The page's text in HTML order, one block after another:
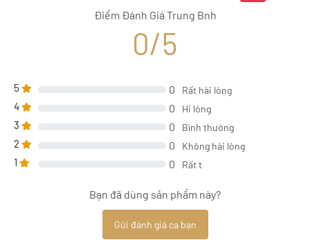
Điểm Đánh Giá Trung Bnh
0/5
5 0 Rất hài lòng
4 0 Hi lòng
3 0 Bình thường
2 0 Không hài lòng
1 0 Rất t
Bạn đã dùng sản phẩm này?
Gửi đánh giá ca bạn